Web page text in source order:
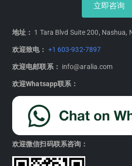
立即咨询
地址： 1 Tara Blvd Suite 200, Nashua,
欢迎致电： +1 603-932-7897
欢迎电邮联系： info@aralia.com
欢迎Whatsapp联系：
欢迎微信扫码联系咨询：